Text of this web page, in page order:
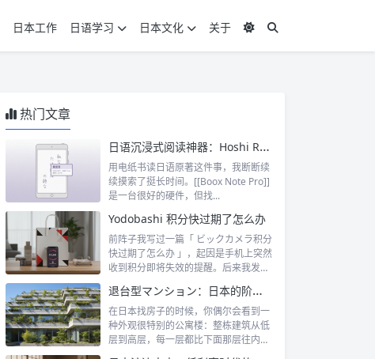
日本工作 日语学习 日本文化 关于
热门文章
日语沉浸式阅读神器：Hoshi Reader Android 与 Chimahon
用电纸书读日语原著这件事，我断断续
续摸索了挺长时间。[[Boox Note Pro]]
是一台很好的硬件，但找...
Yodobashi 积分快过期了怎么办
前阵子我写过一篇「 ビックカメラ积分
快过期了怎么办 」，起因是手机上突然
收到积分即将失效的提醒。后来我发
退台型マンション：日本的阶梯式露台公寓是什么
在日本找房子的时候，你偶尔会看到一
种外观很特别的公寓楼：整栋建筑从低
层到高层，每一层都比下面那层往内缩